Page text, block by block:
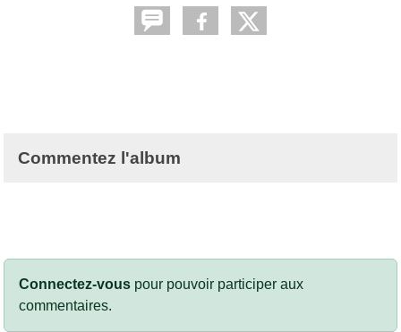
Commentez l'album
Connectez-vous pour pouvoir participer aux
commentaires.